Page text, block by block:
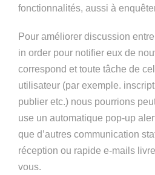
fonctionnalités, aussi à
Pour améliorer discussion
in order pour notifier eux de
correspond et toute tâche de
utilisateur (par exemple.
publier etc.) nous pourrions
use un automatique pop-up
que d’autres communication
réception ou rapide e-mails
vous.